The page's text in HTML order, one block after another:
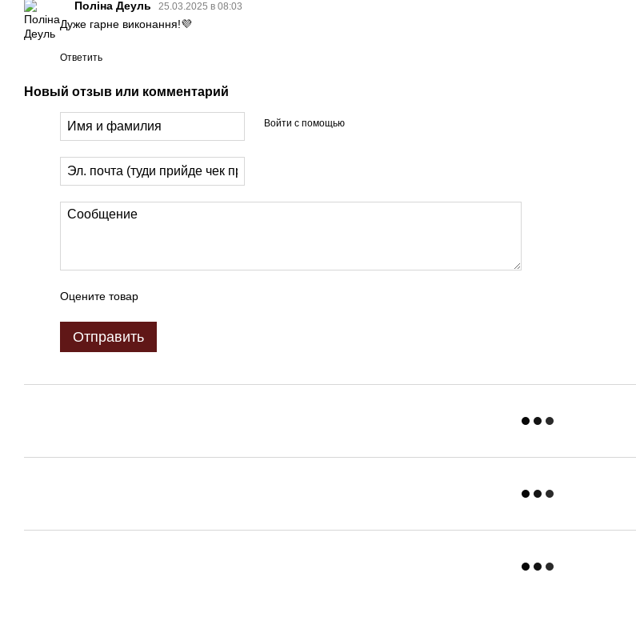
Поліна Деуль 25.03.2025 в 08:03
Дуже гарне виконання!💜
Ответить
Новый отзыв или комментарий
Войти с помощью
Оцените товар
Отправить